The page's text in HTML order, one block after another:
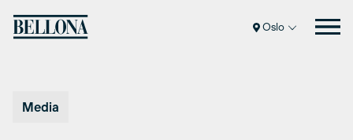
Oslo
Media